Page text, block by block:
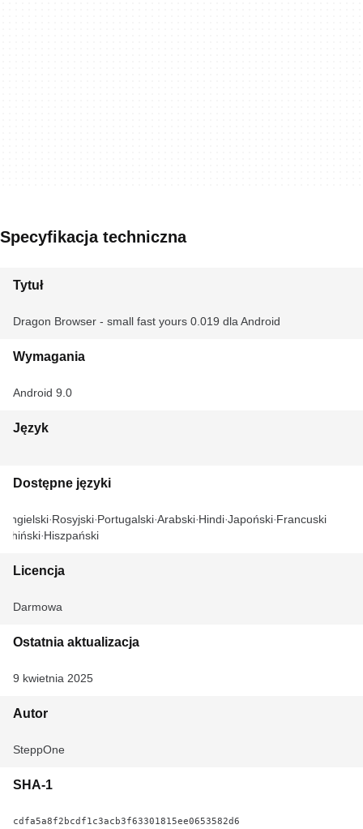
Specyfikacja techniczna
Tytuł
Dragon Browser - small fast yours 0.019 dla Android
Wymagania
Android 9.0
Język
Dostępne języki
Angielski Rosyjski Portugalski Arabski Hindi Japoński Francuski
Chiński Hiszpański
Licencja
Darmowa
Ostatnia aktualizacja
9 kwietnia 2025
Autor
SteppOne
SHA-1
cdfa5a8f2bcdf1c3acb3f63301815ee0653582d6